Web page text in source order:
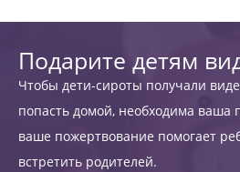
Подарите детям
Чтобы дети-сироты получали
попасть домой, необходима ваша
ваше пожертвование помогает
встретить родителей.